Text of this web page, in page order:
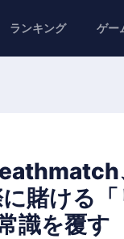
ランキング ゲー
賭ける
識を覆す